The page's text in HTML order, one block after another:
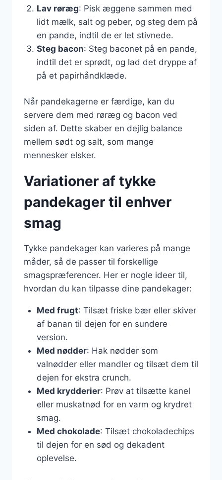
Lav røræg: Pisk æggene sammen med
lidt mælk, salt og peber, og steg dem på
en pande, indtil de er let stivnede.
Steg bacon: Steg baconet på en pande,
indtil det er sprødt, og lad det dryppe af
på et papirhåndklæde.
Når pandekagerne er færdige, kan du
servere dem med røræg og bacon ved
siden af. Dette skaber en dejlig balance
mellem sødt og salt, som mange
mennesker elsker.
Variationer af tykke
pandekager til enhver
smag
Tykke pandekager kan varieres på mange
måder, så de passer til forskellige
smagspræferencer. Her er nogle ideer til,
hvordan du kan tilpasse dine pandekager:
Med frugt: Tilsæt friske bær eller skiver
af banan til dejen for en sundere
version.
Med nødder: Hak nødder som
valnødder eller mandler og tilsæt dem til
dejen for ekstra crunch.
Med krydderier: Prøv at tilsætte kanel
eller muskatnød for en varm og krydret
smag.
Med chokolade: Tilsæt chokoladechips
til dejen for en sød og dekadent
oplevelse.